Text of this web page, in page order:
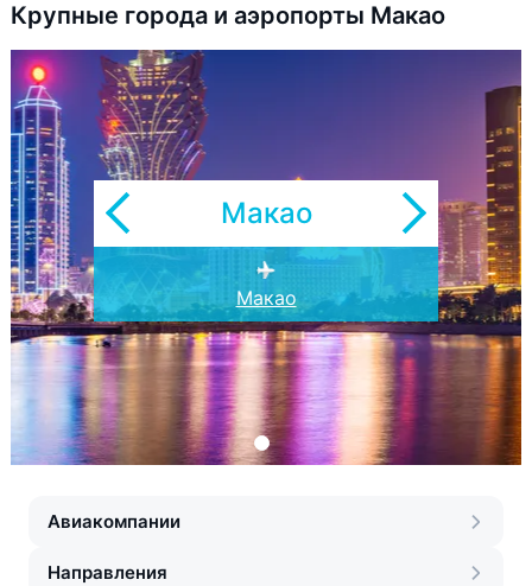
Крупные города и аэропорты Макао
Макао
Макао
Авиакомпании
Направления